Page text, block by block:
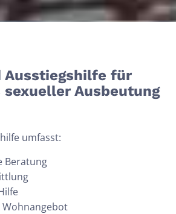
Ausstiegshilfe für
sexueller Ausbeutung
umfasst:
Beratung